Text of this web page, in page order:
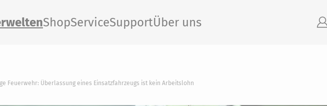
ShopServiceSupportÜber uns
Feuerwehr: Überlassung eines Einsatzfahrzeugs ist kein Arbeitslohn